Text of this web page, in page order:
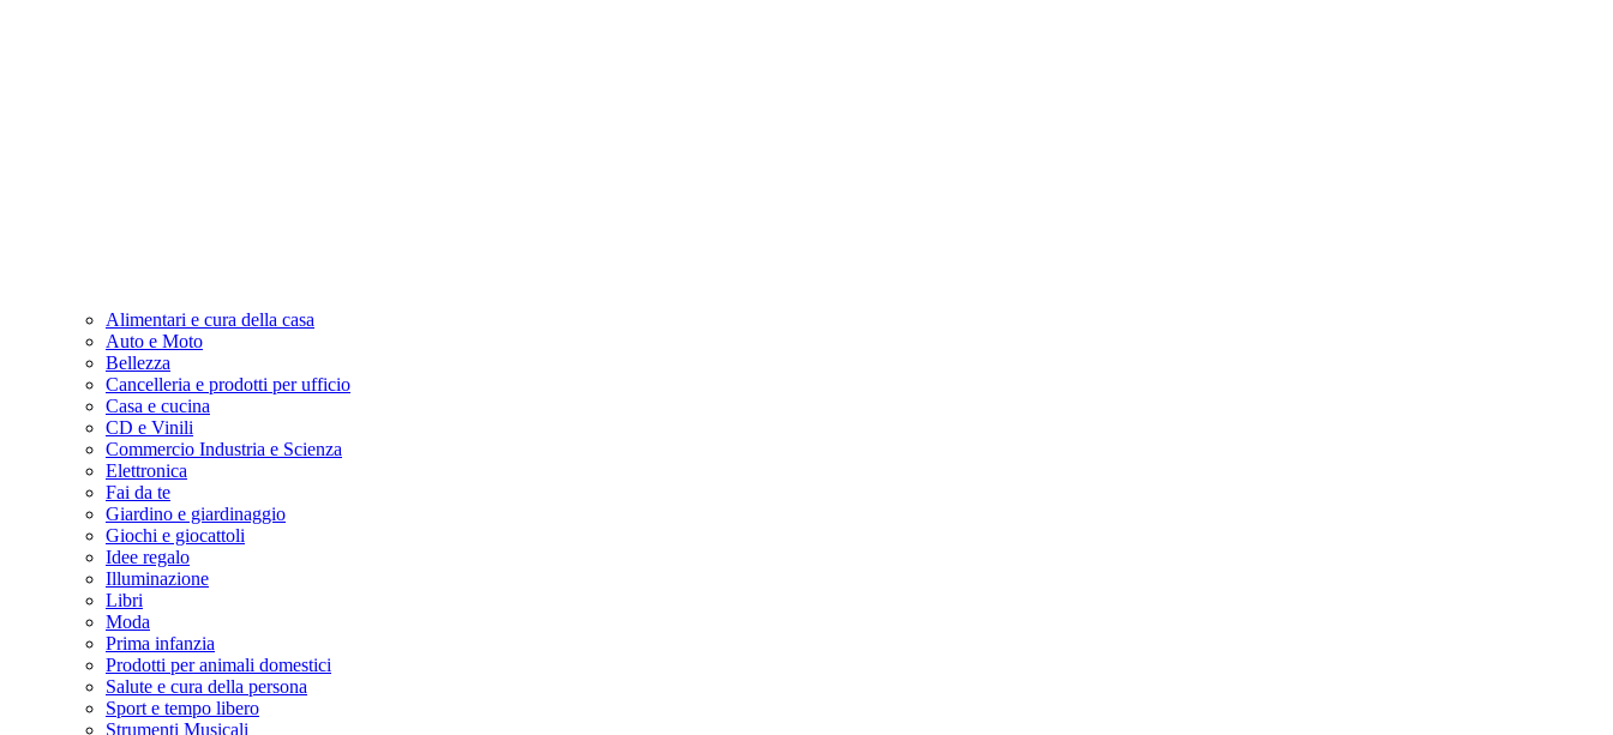
Alimentari e cura della casa
Auto e Moto
Bellezza
Cancelleria e prodotti per ufficio
Casa e cucina
CD e Vinili
Commercio Industria e Scienza
Elettronica
Fai da te
Giardino e giardinaggio
Giochi e giocattoli
Idee regalo
Illuminazione
Libri
Moda
Prima infanzia
Prodotti per animali domestici
Salute e cura della persona
Sport e tempo libero
Strumenti Musicali